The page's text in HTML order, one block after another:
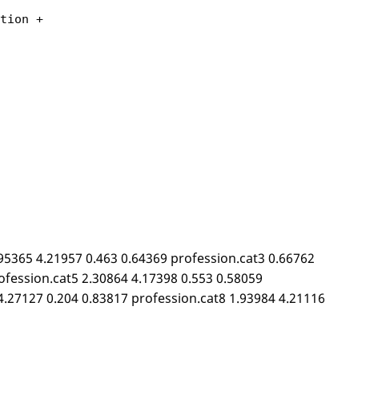
+
4.21957 0.463 0.64369 profession.cat3 0.66762
2.30864 4.17398 0.553 0.58059
0.204 0.83817 profession.cat8 1.93984 4.21116